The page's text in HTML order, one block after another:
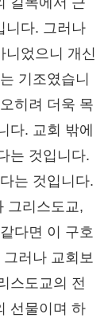
니다. 그러나
니었으니 개신
기조였습니
히려 더욱 목
다. 교회 밖에
는 것입니다.
는 것입니다.
그리스도교,
다면 이 구호
러나 교회보
스도교의 전
선물이며 하